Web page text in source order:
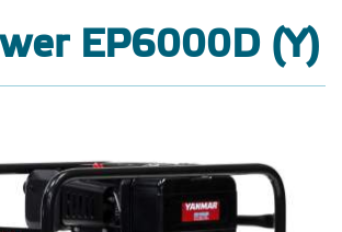
EP6000D (Y)